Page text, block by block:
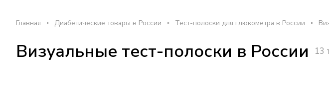
Главная Диабетические товары в России Тест-полоски для глюкометра в России
Визуальные тест-полоски в России 13